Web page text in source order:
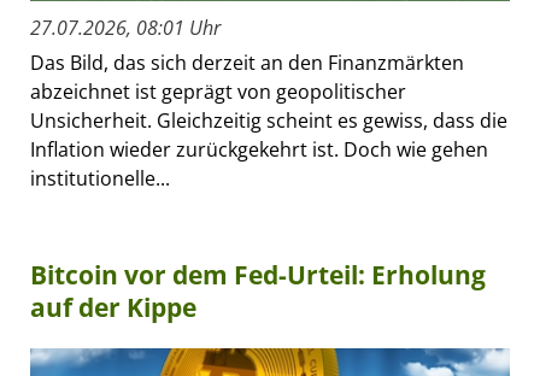
27.07.2026, 08:01 Uhr
Das Bild, das sich derzeit an den Finanzmärkten
abzeichnet ist geprägt von geopolitischer
Unsicherheit. Gleichzeitig scheint es gewiss, dass die
Inflation wieder zurückgekehrt ist. Doch wie gehen
institutionelle...
Bitcoin vor dem Fed-Urteil: Erholung
auf der Kippe